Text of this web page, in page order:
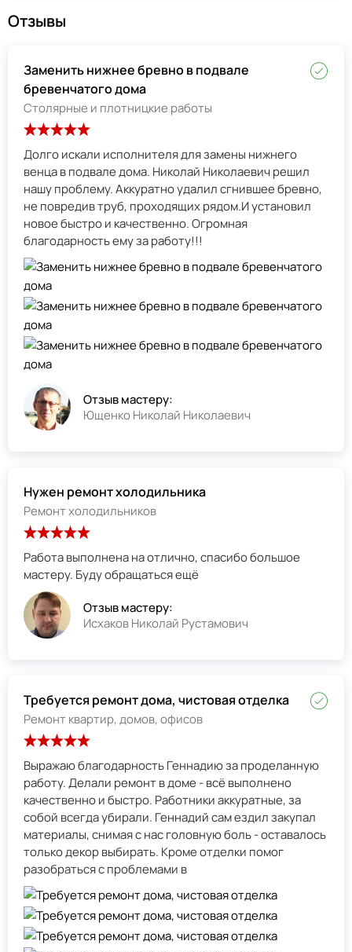
Отзывы
Заменить нижнее бревно в подвале
бревенчатого дома
Столярные и плотницкие работы
Долго искали исполнителя для замены нижнего
венца в подвале дома. Николай Николаевич решил
нашу проблему. Аккуратно удалил сгнившее бревно,
не повредив труб, проходящих рядом.И установил
новое быстро и качественно. Огромная
благодарность ему за работу!!!
Отзыв мастеру:
Ющенко Николай Николаевич
Нужен ремонт холодильника
Ремонт холодильников
Работа выполнена на отлично, спасибо большое
мастеру. Буду обращаться ещё
Отзыв мастеру:
Исхаков Николай Рустамович
Требуется ремонт дома, чистовая отделка
Ремонт квартир, домов, офисов
Выражаю благодарность Геннадию за проделанную
работу. Делали ремонт в доме - всё выполнено
качественно и быстро. Работники аккуратные, за
собой всегда убирали. Геннадий сам ездил закупал
материалы, снимая с нас головную боль - оставалось
только декор выбирать. Кроме отделки помог
разобраться с проблемами в